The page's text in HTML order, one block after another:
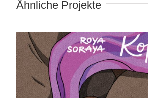
Ähnliche Projekte